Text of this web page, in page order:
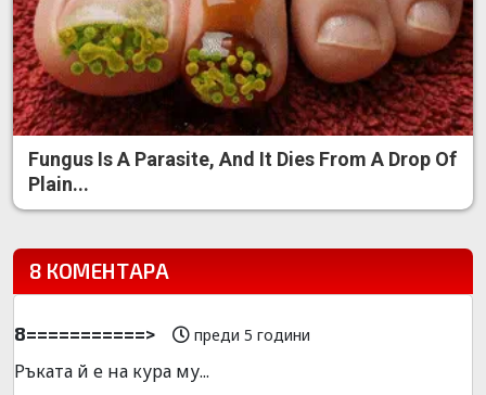
Fungus Is A Parasite, And It Dies From A Drop Of
Plain...
8 КОМЕНТАРА
8===========> преди 5 години
Ръката й е на кура му...